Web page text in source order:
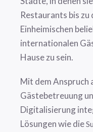
Restaurants bis zu
Einheimischen
internationalen
Hause zu sein.
Mit dem Anspruch
Gästebetreuung
Digitalisierung
Lösungen wie die